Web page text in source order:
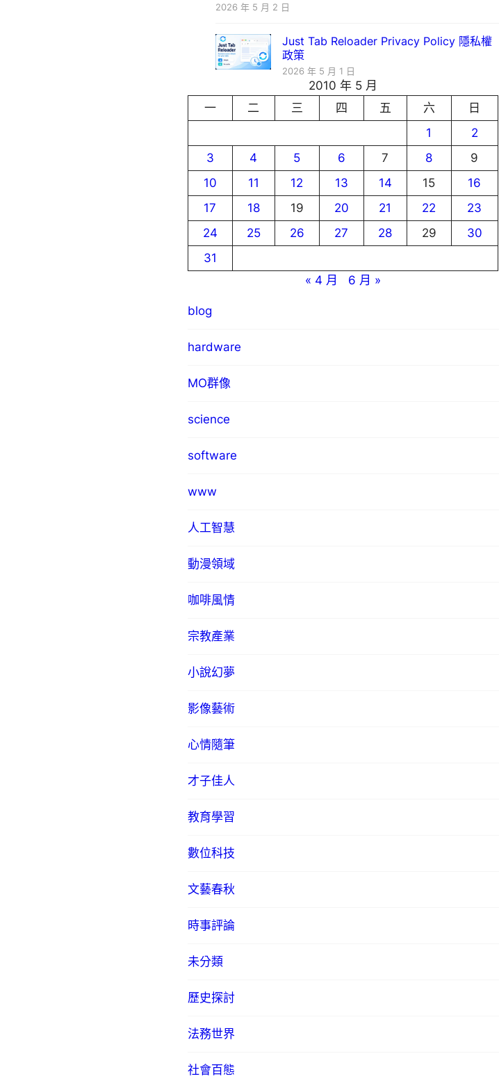
2026 年 5 月 2 日
Just Tab Reloader Privacy Policy 隱私權
政策
2026 年 5 月 1 日
2010 年 5 月
一
二 三 四 五 六
日
1
2
3
4 5 6 7 8
9
10
11 12 13 14 15
16
17
18 19 20 21 22
23
24
25 26 27 28 29
30
31
« 4 月
6 月 »
blog
hardware
MO群像
science
software
www
人工智慧
動漫領域
咖啡風情
宗教產業
小說幻夢
影像藝術
心情隨筆
才子佳人
教育學習
數位科技
文藝春秋
時事評論
未分類
歷史探討
法務世界
社會百態